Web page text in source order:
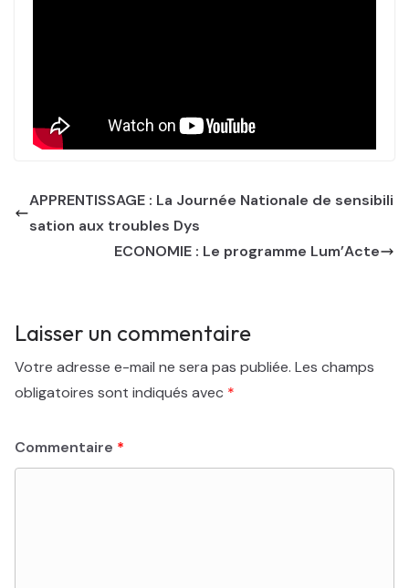
APPRENTISSAGE : La Journée Nationale de sensibili
sation aux troubles Dys
ECONOMIE : Le programme Lum’Acte
Laisser un commentaire
Votre adresse e-mail ne sera pas publiée. Les champs
obligatoires sont indiqués avec *
Commentaire *